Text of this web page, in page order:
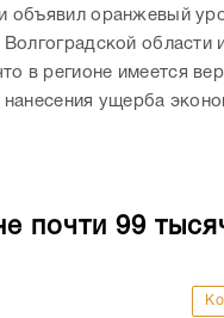
объявил оранжевый
области
в регионе имеется
нанесения ущерба
почти 99